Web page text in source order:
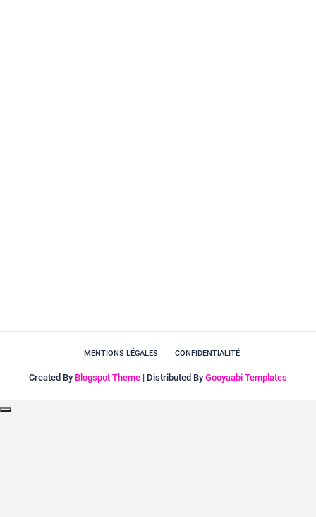
MENTIONS LÉGALES CONFIDENTIALITÉ
Created By Blogspot Theme | Distributed By Gooyaabi Templates